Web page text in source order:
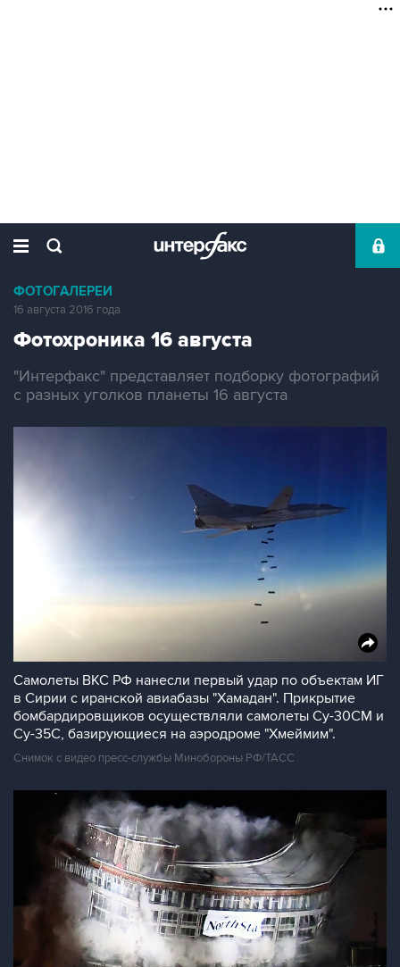
ФОТОГАЛЕРЕИ
16 августа 2016 года
Фотохроника 16 августа
"Интерфакс" представляет подборку фотографий
с разных уголков планеты 16 августа
Самолеты ВКС РФ нанесли первый удар по объектам ИГ
в Сирии с иранской авиабазы "Хамадан". Прикрытие
бомбардировщиков осуществляли самолеты Су-30СМ и
Су-35С, базирующиеся на аэродроме "Хмеймим".
Снимок с видео пресс-службы Минобороны РФ/ТАСС